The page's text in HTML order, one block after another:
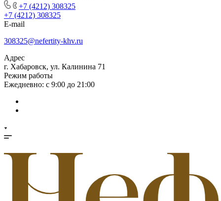
+7 (4212) 308325
+7 (4212) 308325
E-mail
308325@nefertity-khv.ru
Адрес
г. Хабаровск, ул. Калинина 71
Режим работы
Ежедневно: с 9:00 до 21:00